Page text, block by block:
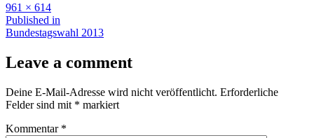
Full
size
961 × 614
Beitragsnavigation
Published in
Bundestagswahl 2013
Leave a comment
Deine E-Mail-Adresse wird nicht veröffentlicht. Erforderliche
Felder sind mit * markiert
Kommentar *